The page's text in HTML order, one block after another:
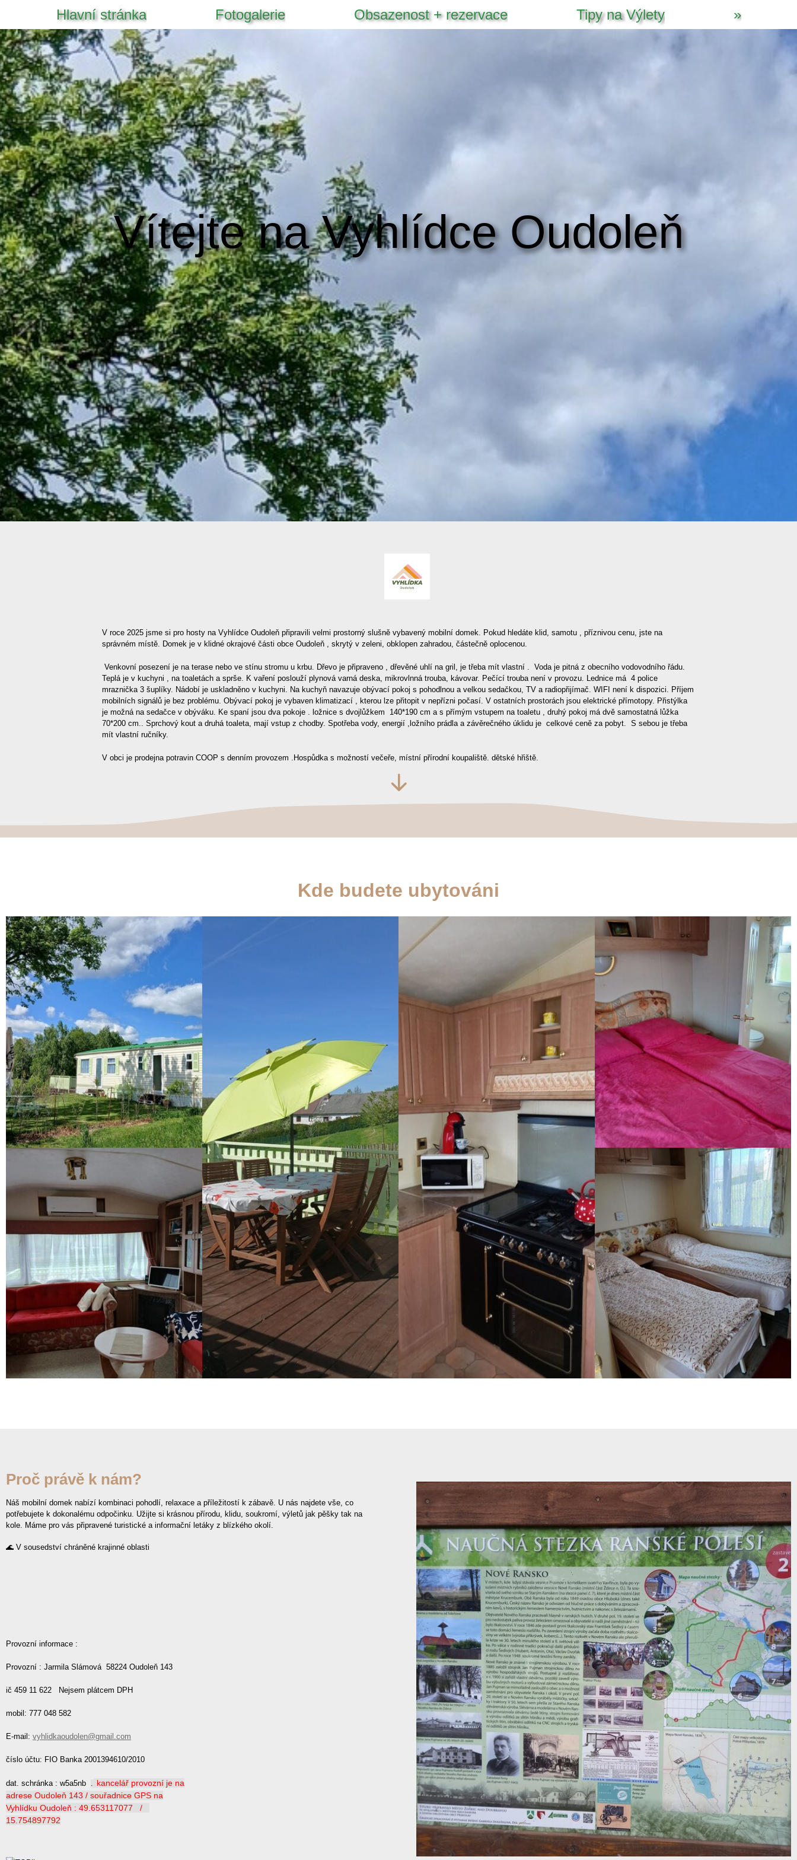
Hlavní stránka Fotogalerie Obsazenost + rezervace Tipy na Výlety »
Vítejte na Vyhlídce Oudoleň
V roce 2025 jsme si pro hosty na Vyhlídce Oudoleň připravili velmi prostorný slušně vybavený mobilní domek. Pokud hledáte klid, samotu , příznivou cenu, jste na
správném místě. Domek je v klidné okrajové části obce Oudoleň , skrytý v zeleni, obklopen zahradou, částečně oplocenou.
Venkovní posezení je na terase nebo ve stínu stromu u krbu. Dřevo je připraveno , dřevěné uhlí na gril, je třeba mít vlastní . Voda je pitná z obecního vodovodního řádu.
Teplá je v kuchyni , na toaletách a sprše. K vaření poslouží plynová varná deska, mikrovlnná trouba, kávovar. Pečící trouba není v provozu. Lednice má 4 police
mraznička 3 šuplíky. Nádobí je uskladněno v kuchyni. Na kuchyň navazuje obývací pokoj s pohodlnou a velkou sedačkou, TV a radiopřijímač. WIFI není k dispozici. Příjem
mobilních signálů je bez problému. Obývací pokoj je vybaven klimatizací , kterou lze přitopit v nepřízni počasí. V ostatních prostorách jsou elektrické přímotopy. Přistýlka
je možná na sedačce v obýváku. Ke spaní jsou dva pokoje . ložnice s dvojlůžkem 140*190 cm a s přímým vstupem na toaletu , druhý pokoj má dvě samostatná lůžka
70*200 cm.. Sprchový kout a druhá toaleta, mají vstup z chodby. Spotřeba vody, energií ,ložního prádla a závěrečného úklidu je celkové ceně za pobyt. S sebou je třeba
mít vlastní ručníky.
V obci je prodejna potravin COOP s denním provozem .Hospůdka s možností večeře, místní přírodní koupaliště. dětské hřiště.
Kde budete ubytováni
Východní pohled Ložnice
Proč právě k nám?
Náš mobilní domek nabízí kombinaci pohodlí, relaxace a příležitostí k zábavě. U nás najdete vše, co
potřebujete k dokonalému odpočinku. Užijte si krásnou přírodu, klidu, soukromí, výletů jak pěšky tak na
kole. Máme pro vás připravené turistické a informační letáky z blízkého okolí.
🌊 V sousedství chráněné krajinné oblasti
Provozní informace :
Provozní : Jarmila Slámová 58224 Oudoleň 143
ič 459 11 622 Nejsem plátcem DPH
mobil: 777 048 582
E-mail: vyhlidkaoudolen@gmail.com
číslo účtu: FIO Banka 2001394610/2010
dat. schránka : w5a5nb . kancelář provozní je na
adrese Oudoleň 143 / souřadnice GPS na
Vyhlídku Oudoleň : 49.653117077 /
15.754897792